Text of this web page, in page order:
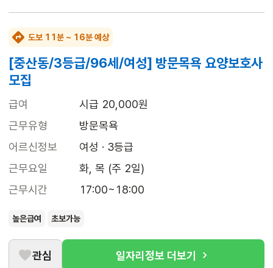
도보 11분 ~ 16분 예상
[중산동/3등급/96세/여성] 방문목욕 요양보호사
모집
급여
시급 20,000원
근무유형
방문목욕
어르신정보
여성 · 3등급
근무요일
화, 목 (주 2일)
근무시간
17:00~18:00
높은급여 초보가능
관심 일자리정보 더보기